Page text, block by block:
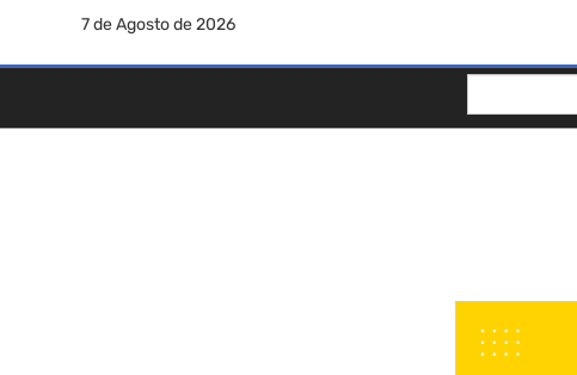
7 de Agosto de 2026